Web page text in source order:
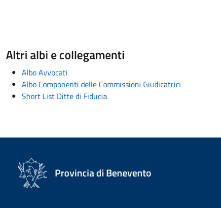
Altri albi e collegamenti
Albo Avvocati
Albo Componenti delle Commissioni Giudicatrici
Short List Ditte di Fiducia
Provincia di Benevento